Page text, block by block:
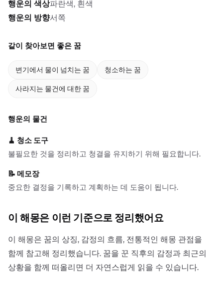
행운의 색상파란색, 흰색
행운의 방향서쪽
같이 찾아보면 좋은 꿈
변기에서 물이 넘치는 꿈 청소하는 꿈
사라지는 물건에 대한 꿈
행운의 물건
🧹 청소 도구
불필요한 것을 정리하고 청결을 유지하기 위해 필요합니다.
📝 메모장
중요한 결정을 기록하고 계획하는 데 도움이 됩니다.
이 해몽은 이런 기준으로 정리했어요
이 해몽은 꿈의 상징, 감정의 흐름, 전통적인 해몽 관점을
함께 참고해 정리했습니다. 꿈을 꾼 직후의 감정과 최근의
상황을 함께 떠올리면 더 자연스럽게 읽을 수 있습니다.